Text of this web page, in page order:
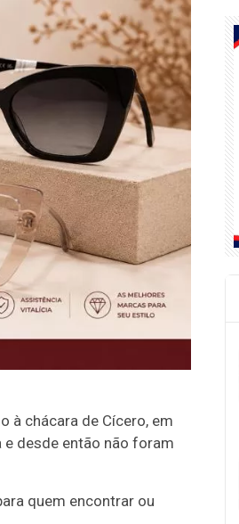
à chácara de Cícero, em
desde então não foram
quem encontrar ou